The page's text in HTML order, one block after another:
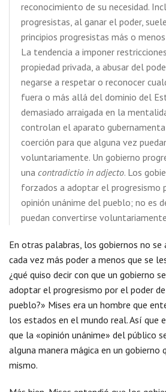
reconocimiento de su necesidad.
progresistas, al ganar el poder,
principios progresistas más o
La tendencia a imponer
propiedad privada, a abusar del
negarse a respetar o reconocer
fuera o más allá del dominio del
demasiado arraigada en la
controlan el aparato
coerción para que alguna vez
voluntariamente. Un gobierno
una contradictio in adjecto. Los
forzados a adoptar el progresismo
opinión unánime del pueblo; no es
puedan convertirse
En otras palabras, los gobiernos no se
cada vez más poder a menos que se
¿qué quiso decir con que un gobierno
adoptar el progresismo por el poder
pueblo?» Mises era un hombre que
los estados en el mundo real. Así que
que la «opinión unánime» del público
alguna manera mágica en un gobierno
mismo.